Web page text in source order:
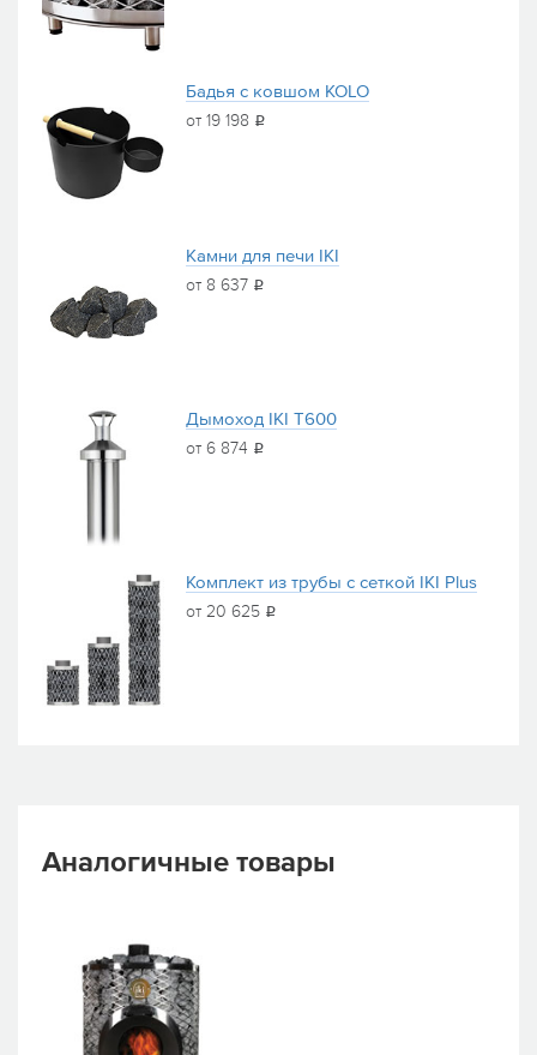
Бадья с ковшом KOLO
от 19 198 i
Камни для печи IKI
от 8 637 i
Дымоход IKI T600
от 6 874 i
Комплект из трубы с сеткой IKI Plus
от 20 625 i
Аналогичные товары